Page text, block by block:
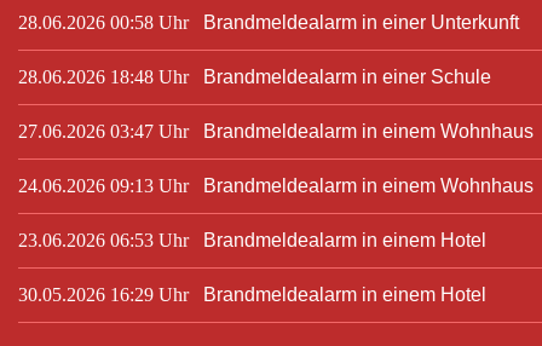
28.06.2026 00:58 Uhr Brandmeldealarm in einer Unterkunft
28.06.2026 18:48 Uhr Brandmeldealarm in einer Schule
27.06.2026 03:47 Uhr Brandmeldealarm in einem Wohnhaus
24.06.2026 09:13 Uhr Brandmeldealarm in einem Wohnhaus
23.06.2026 06:53 Uhr Brandmeldealarm in einem Hotel
30.05.2026 16:29 Uhr Brandmeldealarm in einem Hotel